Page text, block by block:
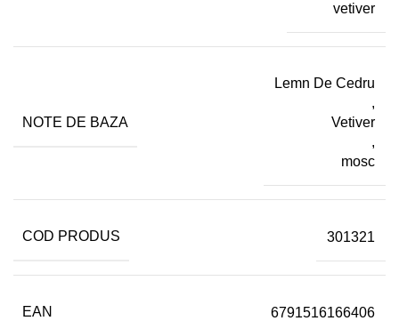
vetiver
NOTE DE BAZA
Lemn De Cedru
,
Vetiver
,
mosc
COD PRODUS 301321
EAN 6791516166406